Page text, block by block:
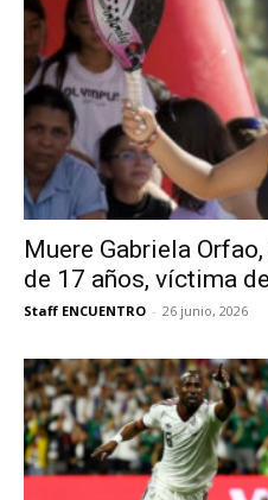
Muere Gabriela
de 17 años, víctima
Staff ENCUENTRO - 26 junio, 2026